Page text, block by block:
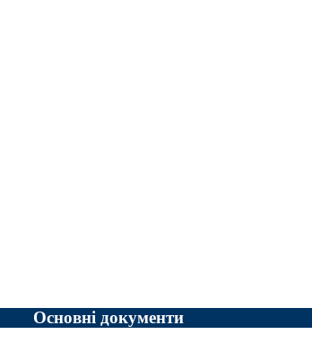
Основні документи